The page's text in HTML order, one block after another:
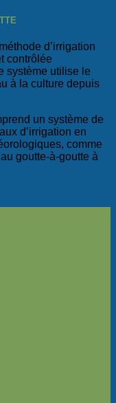
d’irrigation
contrôlée
système utilise le
à la culture depuis
un système de
d’irrigation en
comme
goutte-à-goutte à